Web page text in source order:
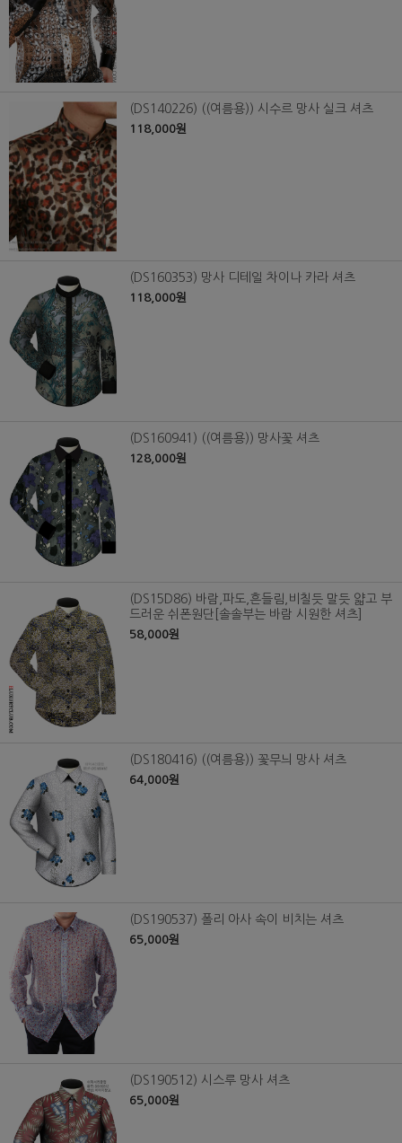
(DS140226) ((여름용)) 시수르 망사 실크 셔츠
118,000원
(DS160353) 망사 디테일 차이나 카라 셔츠
118,000원
(DS160941) ((여름용)) 망사꽃 셔츠
128,000원
(DS15D86) 바람,파도,흔들림,비칠듯 말듯 얇고 부
드러운 쉬폰원단[솔솔부는 바람 시원한 셔츠]
58,000원
(DS180416) ((여름용)) 꽃무늬 망사 셔츠
64,000원
(DS190537) 폴리 아사 속이 비치는 셔츠
65,000원
(DS190512) 시스루 망사 셔츠
65,000원